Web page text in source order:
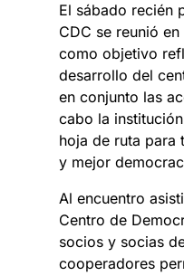
El sábado recién
CDC se reunió
como objetivo
desarrollo del
en conjunto las
cabo la
hoja de ruta para
y mejor
Al encuentro
Centro de
socios y socias
cooperadores